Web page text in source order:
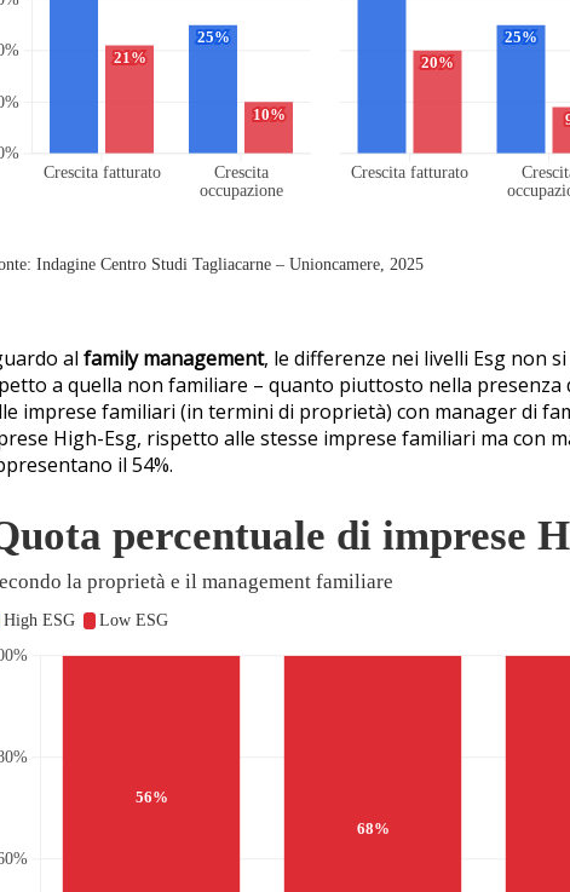
al family management, le differenze nei livelli Esg non
a quella non familiare – quanto piuttosto nella
imprese familiari (in termini di proprietà) con manager di
High-Esg, rispetto alle stesse imprese familiari ma con
il 54%.